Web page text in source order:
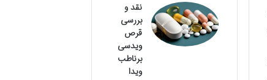
نقد و
بررسی
قرص
ویدسی
برناطب
ویدا